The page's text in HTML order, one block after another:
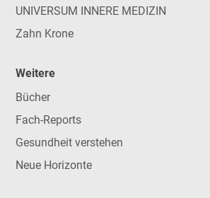
UNIVERSUM INNERE MEDIZIN
Zahn Krone
Weitere
Bücher
Fach-Reports
Gesundheit verstehen
Neue Horizonte